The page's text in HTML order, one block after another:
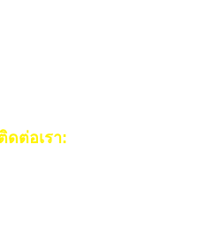
ต่อเรา: